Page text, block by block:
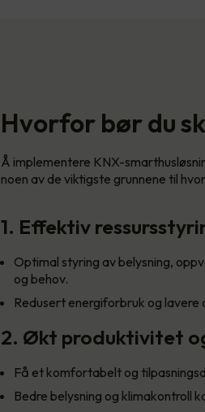
Hvorfor bør du
Å implementere KNX-
noen av de viktigste grunnene til
1. Effektiv
Optimal styring av belysning,
og behov.
Redusert energiforbruk og
2. Økt produktivitet
Få et komfortabelt og
Bedre belysning og klimakontroll